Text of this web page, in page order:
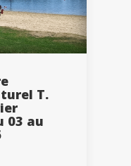
T.
03 au